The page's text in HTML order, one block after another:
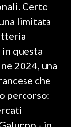
Certo
limitata
questa
2024, una
che
percorso:
- in